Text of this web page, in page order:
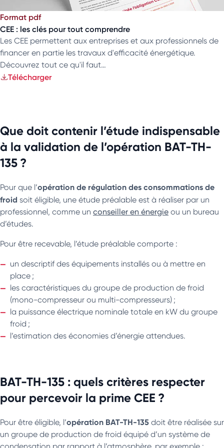
Format pdf
CEE : les clés pour tout comprendre
Les CEE permettent aux entreprises et aux professionnels de
financer en partie les travaux d'efficacité énergétique.
Découvrez tout ce qu'il faut…
Télécharger
Que doit contenir l’étude indispensable
à la validation de l’opération BAT-TH-
135 ?
Pour que l’opération de régulation des consommations de
froid soit éligible, une étude préalable est à réaliser par un
professionnel, comme un conseiller en énergie ou un bureau
d’études.
Pour être recevable, l’étude préalable comporte :
un descriptif des équipements installés ou à mettre en
place ;
les caractéristiques du groupe de production de froid
(mono-compresseur ou multi-compresseurs) ;
la puissance électrique nominale totale en kW du groupe
froid ;
l’estimation des économies d’énergie attendues.
BAT-TH-135 : quels critères respecter
pour percevoir la prime CEE ?
Pour être éligible, l’opération BAT-TH-135 doit être réalisée sur
un groupe de production de froid équipé d’un système de